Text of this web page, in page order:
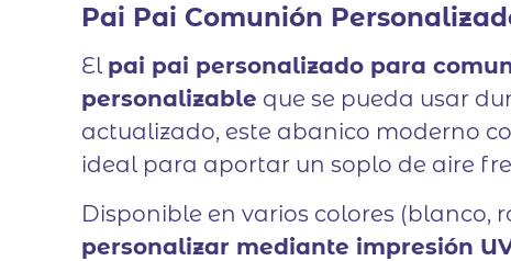
Pai Pai Comunión
El pai pai personalizado para
personalizable que se pueda usar
actualizado, este abanico moderno
ideal para aportar un soplo de aire
Disponible en varios colores (blanco,
personalizar mediante impresión